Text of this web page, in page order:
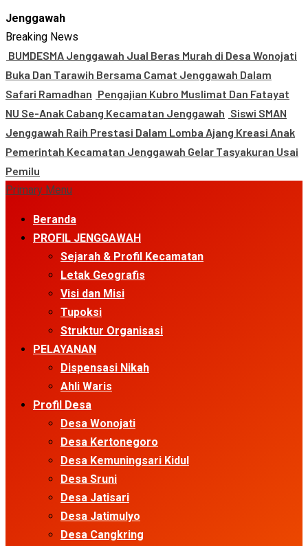
Jenggawah
Breaking News
BUMDESMA Jenggawah Jual Beras Murah di Desa Wonojati
Buka Dan Tarawih Bersama Camat Jenggawah Dalam
Safari Ramadhan Pengajian Kubro Muslimat Dan Fatayat
NU Se-Anak Cabang Kecamatan Jenggawah Siswi SMAN
Jenggawah Raih Prestasi Dalam Lomba Ajang Kreasi Anak
Pemerintah Kecamatan Jenggawah Gelar Tasyakuran Usai
Pemilu
Primary Menu
Beranda
PROFIL JENGGAWAH
Sejarah & Profil Kecamatan
Letak Geografis
Visi dan Misi
Tupoksi
Struktur Organisasi
PELAYANAN
Dispensasi Nikah
Ahli Waris
Profil Desa
Desa Wonojati
Desa Kertonegoro
Desa Kemuningsari Kidul
Desa Sruni
Desa Jatisari
Desa Jatimulyo
Desa Cangkring